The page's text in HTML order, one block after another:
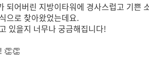
되어버린 지방이타워에 경사스럽고 기쁜
으로 찾아왔었는데요.
있을지 너무나 궁금해집니다!
👏👏